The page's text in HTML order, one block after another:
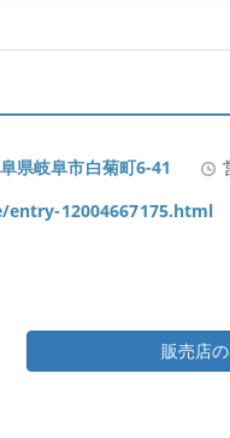
県岐阜市白菊町6-41
12004667175.html
販売店